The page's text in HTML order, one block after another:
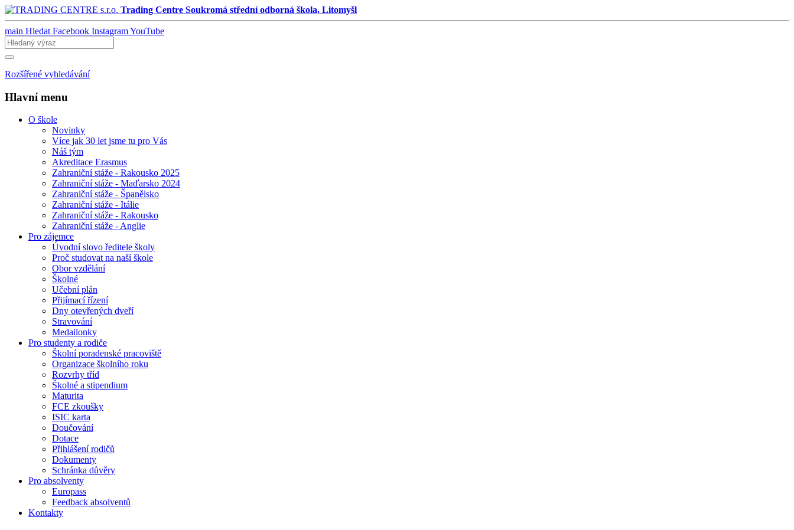
Trading Centre Soukromá střední odborná škola, Litomyšl
main Hledat Facebook InstagramYouTube
Rozšířené vyhledávání
Hlavní menu
O škole
Novinky
Více jak 30 let jsme tu pro Vás
Náš tým
Akreditace Erasmus
Zahraniční stáže - Rakousko 2025
Zahraniční stáže - Maďarsko 2024
Zahraniční stáže - Španělsko
Zahraniční stáže - Itálie
Zahraniční stáže - Rakousko
Zahraniční stáže - Anglie
Pro zájemce
Úvodní slovo ředitele školy
Proč studovat na naší škole
Obor vzdělání
Školné
Učební plán
Přijímací řízení
Dny otevřených dveří
Stravování
Medailonky
Pro studenty a rodiče
Školní poradenské pracoviště
Organizace školního roku
Rozvrhy tříd
Školné a stipendium
Maturita
FCE zkoušky
ISIC karta
Doučování
Dotace
Přihlášení rodičů
Dokumenty
Schránka důvěry
Pro absolventy
Europass
Feedback absolventů
Kontakty